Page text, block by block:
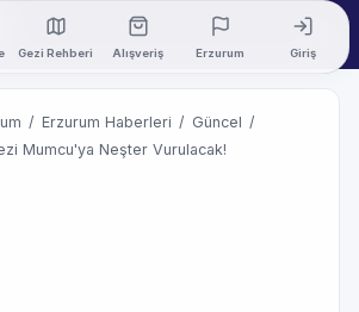
Gezi Rehberi Alışveriş Erzurum Giriş
/ Erzurum Haberleri / Güncel /
Mumcu'ya Neşter Vurulacak!